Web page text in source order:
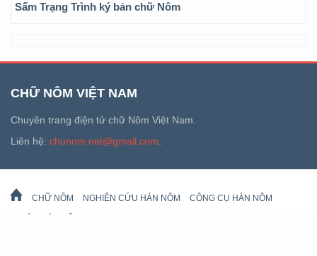
Sấm Trạng Trình ký bản chữ Nôm
CHỮ NÔM VIỆT NAM
Chuyên trang điện tử chữ Nôm Việt Nam.
Liên hệ: chunom.net@gmail.com
CHỮ NÔM NGHIÊN CỨU HÁN NÔM CÔNG CỤ HÁN NÔM